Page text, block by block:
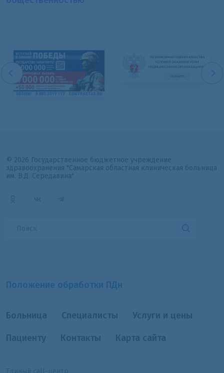
© 2026 Государственное бюджетное учреждение
здравоохранения "Самарская областная клиническая больница
им. В.Д. Середавина"
Положение обработки ПДн
Больница Специалисты Услуги и цены
Пациенту Контакты Карта сайта